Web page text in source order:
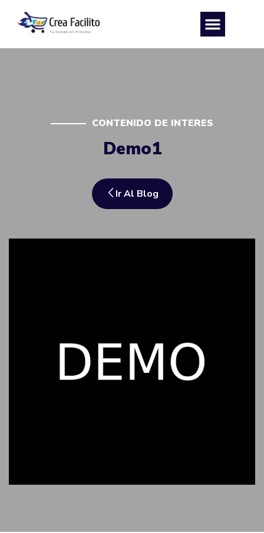
CONTENIDO DE INTERES
Demo1
Ir Al Blog